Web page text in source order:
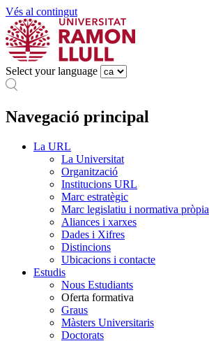
Vés al contingut
Select your language
Navegació principal
La URL
La Universitat
Organització
Institucions URL
Marc estratègic
Marc legislatiu i normativa pròpia
Aliances i xarxes
Dades i Xifres
Distincions
Ubicacions i contacte
Estudis
Nous Estudiants
Oferta formativa
Graus
Màsters Universitaris
Doctorats